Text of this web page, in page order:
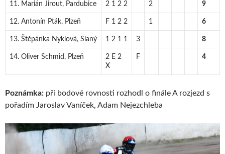
11. Marián Jirout, Pardubice 2 1 2 2 2 9
12. Antonín Pták, Plzeň F 1 2 2 1 6
13. Štěpánka Nyklová, Slaný 1 2 1 1 3 8
14. Oliver Schmid, Plzeň
2 E 2
X
F 4
Poznámka: při bodové rovnosti rozhodl o finále A rozjezd s
pořadím Jaroslav Vaníček, Adam Nejezchleba